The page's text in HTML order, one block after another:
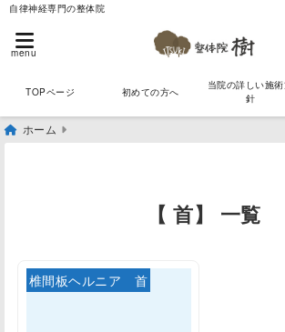
自律神経専門の整体院
menu
TOPページ 初めての方へ
当院の詳しい施
針
ホーム
【 首】 一覧
椎間板ヘルニア 首